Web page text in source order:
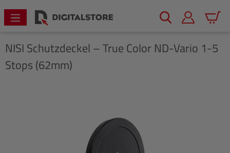
springen
NISI Schutzdeckel – True Color ND-Vario 1-5
Stops (62mm)